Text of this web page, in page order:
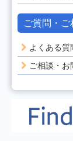
ご質問・ご
よくある質
ご相談・お